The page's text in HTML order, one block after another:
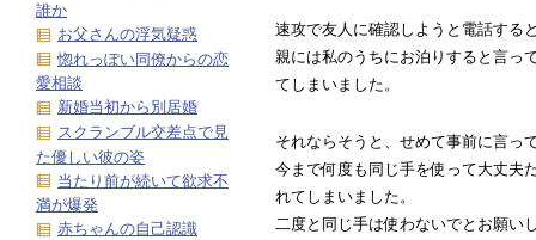
速攻で友人に確認しようと電話する
親には私のうちにお泊りすると言っ
てしまいました。
それならそうと、せめて事前に言っ
今まで何度も同じ手を使って大丈夫
れてしまいました。
二度と同じ手は使わないでとお願い
誰か
お父さんの浮気疑惑
惚れっぽい同僚からの恋
愛相談
新婚当初から別居婚
スクランブル交差点で見
た優しい彼の姿
当たり前が続いて欲求不
満が爆発
赤ちゃんの自己認識